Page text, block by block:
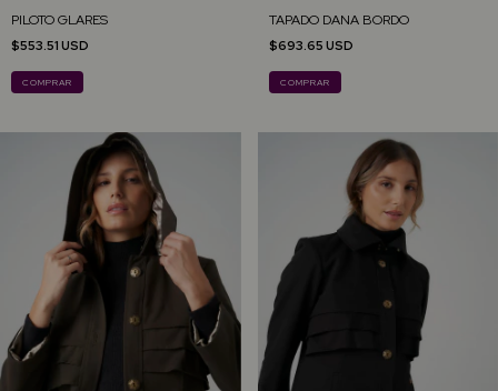
PILOTO GLARES
$553.51 USD
COMPRAR
TAPADO DANA BORDO
$693.65 USD
COMPRAR